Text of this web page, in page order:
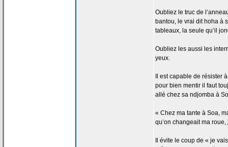
Oubliez le truc de
bantou, le vrai dit hoha à
tableaux, la seule qu’il
Oubliez les aussi les
yeux.
Il est capable de résister
pour bien mentir il faut
allé chez sa ndjomba à
« Chez ma tante à Soa,
qu’on changeait ma
Il évite le coup de « je